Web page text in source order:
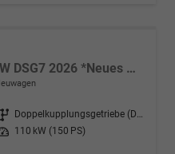
LIFE 1.5 eTSI 150PS/110kW DSG7 2026 *Neues Modell*
Getriebe
Doppelkupplungsgetriebe (DSG)
Leistung 110 kW (150 PS)